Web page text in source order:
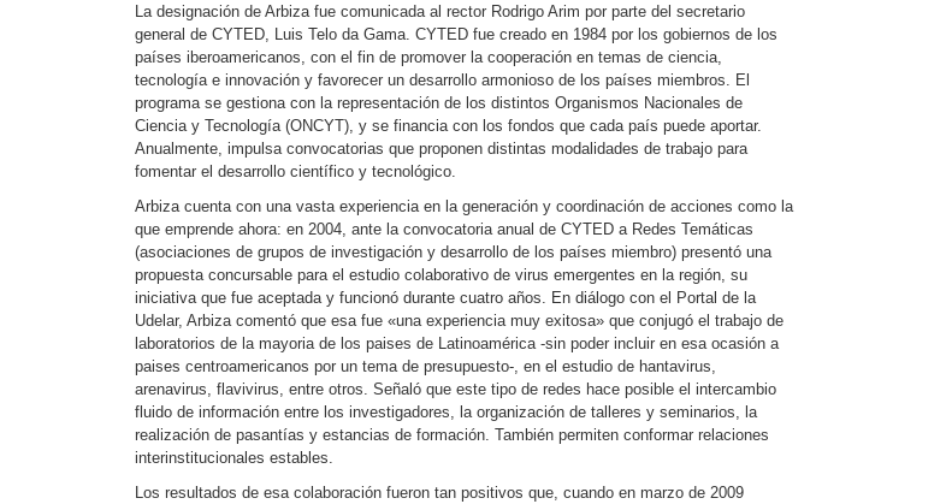
La designación de Arbiza fue comunicada al rector Rodrigo Arim por parte del secretario
general de CYTED, Luis Telo da Gama. CYTED fue creado en 1984 por los gobiernos de los
países iberoamericanos, con el fin de promover la cooperación en temas de ciencia,
tecnología e innovación y favorecer un desarrollo armonioso de los países miembros. El
programa se gestiona con la representación de los distintos Organismos Nacionales de
Ciencia y Tecnología (ONCYT), y se financia con los fondos que cada país puede aportar.
Anualmente, impulsa convocatorias que proponen distintas modalidades de trabajo para
fomentar el desarrollo científico y tecnológico.
Arbiza cuenta con una vasta experiencia en la generación y coordinación de acciones como la
que emprende ahora: en 2004, ante la convocatoria anual de CYTED a Redes Temáticas
(asociaciones de grupos de investigación y desarrollo de los países miembro) presentó una
propuesta concursable para el estudio colaborativo de virus emergentes en la región, su
iniciativa que fue aceptada y funcionó durante cuatro años. En diálogo con el Portal de la
Udelar, Arbiza comentó que esa fue «una experiencia muy exitosa» que conjugó el trabajo de
laboratorios de la mayoria de los paises de Latinoamérica -sin poder incluir en esa ocasión a
paises centroamericanos por un tema de presupuesto-, en el estudio de hantavirus,
arenavirus, flavivirus, entre otros. Señaló que este tipo de redes hace posible el intercambio
fluido de información entre los investigadores, la organización de talleres y seminarios, la
realización de pasantías y estancias de formación. También permiten conformar relaciones
interinstitucionales estables.
Los resultados de esa colaboración fueron tan positivos que, cuando en marzo de 2009